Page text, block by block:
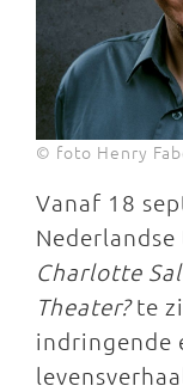
© foto Henry
Vanaf 18
Charlotte
Theater?te
indringende